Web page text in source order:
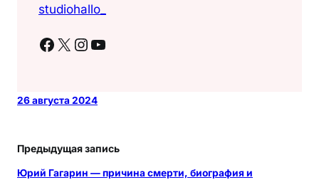
studiohallo_
Facebook X Instagram YouTube
26 августа 2024
Предыдущая запись
Юрий Гагарин — причина смерти, биография и